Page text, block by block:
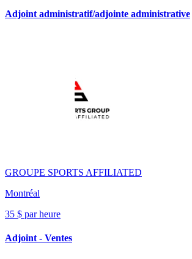
Adjoint administratif/adjointe administrative
GROUPE SPORTS AFFILIATED
Montréal
35 $ par heure
Adjoint - Ventes